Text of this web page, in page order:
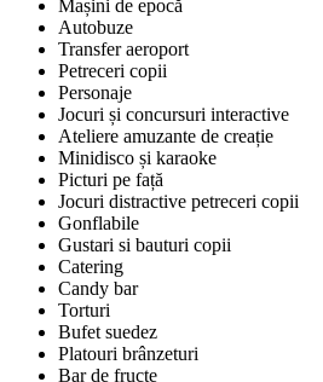
Mașini de epocă
Autobuze
Transfer aeroport
Petreceri copii
Personaje
Jocuri și concursuri interactive
Ateliere amuzante de creație
Minidisco și karaoke
Picturi pe față
Jocuri distractive petreceri copii
Gonflabile
Gustari si bauturi copii
Catering
Candy bar
Torturi
Bufet suedez
Platouri brânzeturi
Bar de fructe